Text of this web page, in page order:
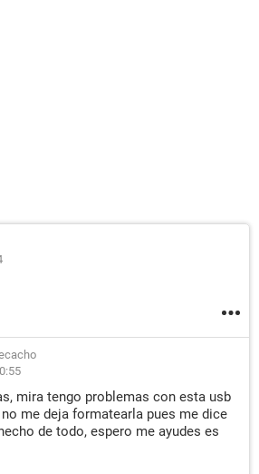
mira tengo problemas con esta usb
me deja formatearla pues me dice
de todo, espero me ayudes es